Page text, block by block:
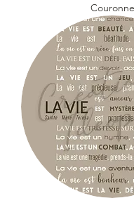
Couronne